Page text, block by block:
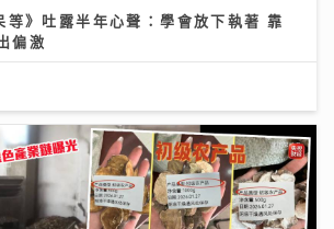
等》吐露半年心聲：學會放下執著 靠
偏激